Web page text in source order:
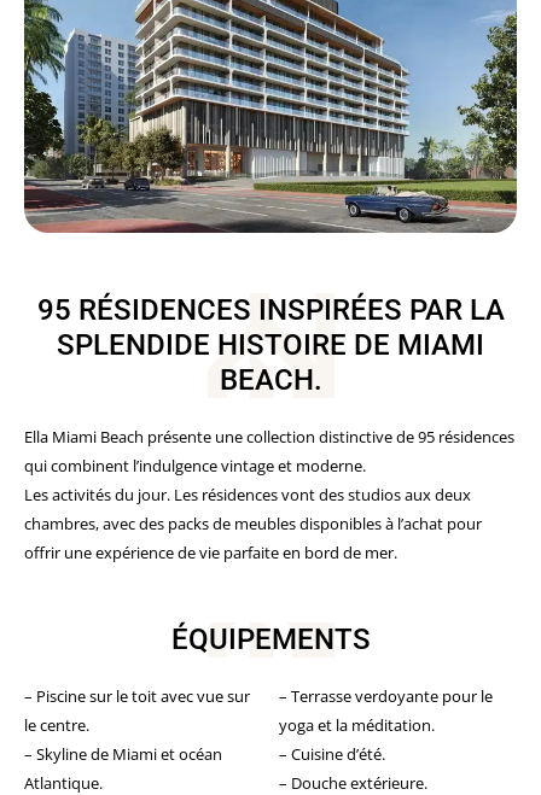
95 RÉSIDENCES INSPIRÉES PAR LA
SPLENDIDE HISTOIRE DE MIAMI
BEACH.
Ella Miami Beach présente une collection distinctive de 95 résidences
qui combinent l’indulgence vintage et moderne.
Les activités du jour. Les résidences vont des studios aux deux
chambres, avec des packs de meubles disponibles à l’achat pour
offrir une expérience de vie parfaite en bord de mer.
ÉQUIPEMENTS
– Piscine sur le toit avec vue sur
le centre.
– Skyline de Miami et océan
Atlantique.
– Terrasse verdoyante pour le
yoga et la méditation.
– Cuisine d’été.
– Douche extérieure.